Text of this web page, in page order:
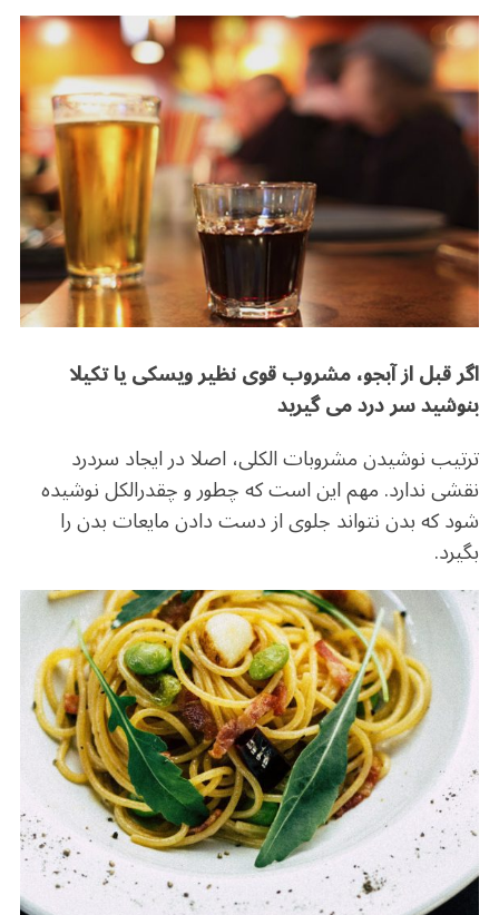
اگر قبل از آبجو، مشروب قوی نظیر ویسکی یا تکیلا
بنوشید سر درد می گیرید
ترتیب نوشیدن مشروبات الکلی، اصلا در ایجاد سردرد
نقشی ندارد. مهم این است که چطور و چقدرالکل نوشیده
شود که بدن نتواند جلوی از دست دادن مایعات بدن را
بگیرد.